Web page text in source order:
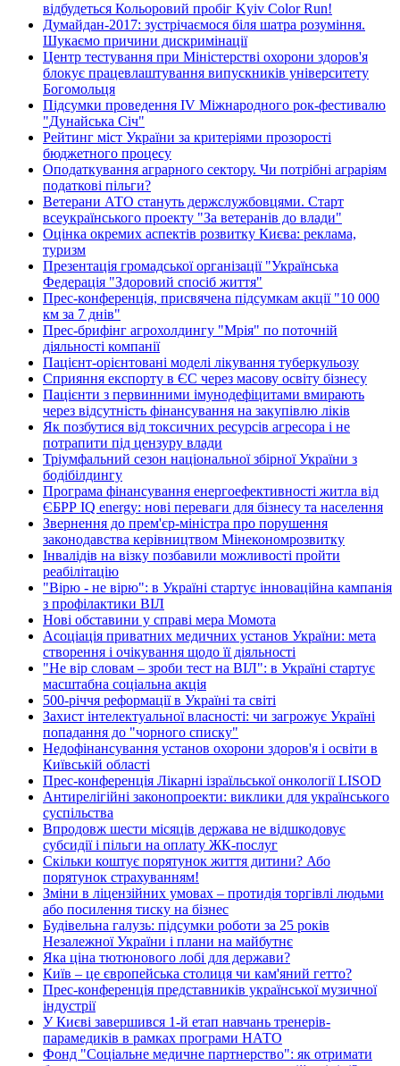
відбудеться Кольоровий пробіг Kyiv Color Run!
Думайдан-2017: зустрічаємося біля шатра розуміння.
Шукаємо причини дискримінації
Центр тестування при Міністерстві охорони здоров'я
блокує працевлаштування випускників університету
Богомольця
Підсумки проведення IV Міжнародного рок-фестивалю
"Дунайська Січ"
Рейтинг міст України за критеріями прозорості
бюджетного процесу
Оподаткування аграрного сектору. Чи потрібні аграріям
податкові пільги?
Ветерани АТО стануть держслужбовцями. Старт
всеукраїнського проекту "За ветеранів до влади"
Оцінка окремих аспектів розвитку Києва: реклама,
туризм
Презентація громадської організації "Українська
Федерація "Здоровий спосіб життя"
Прес-конференція, присвячена підсумкам акції "10 000
км за 7 днів"
Прес-брифінг агрохолдингу "Мрія" по поточній
діяльності компанії
Пацієнт-орієнтовані моделі лікування туберкульозу
Сприяння експорту в ЄС через масову освіту бізнесу
Пацієнти з первинними імунодефіцитами вмирають
через відсутність фінансування на закупівлю ліків
Як позбутися від токсичних ресурсів агресора і не
потрапити під цензуру влади
Тріумфальний сезон національної збірної України з
бодібілдингу
Програма фінансування енергоефективності житла від
ЄБРР IQ energy: нові переваги для бізнесу та населення
Звернення до прем'єр-міністра про порушення
законодавства керівництвом Мінекономрозвитку
Інвалідів на візку позбавили можливості пройти
реабілітацію
"Вірю - не вірю": в Україні стартує інноваційна кампанія
з профілактики ВІЛ
Нові обставини у справі мера Момота
Асоціація приватних медичних установ України: мета
створення і очікування щодо її діяльності
"Не вір словам – зроби тест на ВІЛ": в Україні стартує
масштабна соціальна акція
500-річчя реформації в Україні та світі
Захист інтелектуальної власності: чи загрожує Україні
попадання до "чорного списку"
Недофінансування установ охорони здоров'я і освіти в
Київській області
Прес-конференція Лікарні ізраїльської онкології LISOD
Антирелігійні законопроекти: виклики для українського
суспільства
Впродовж шести місяців держава не відшкодовує
субсидії і пільги на оплату ЖК-послуг
Скільки коштує порятунок життя дитини? Або
порятунок страхуванням!
Зміни в ліцензійних умовах – протидія торгівлі людьми
або посилення тиску на бізнес
Будівельна галузь: підсумки роботи за 25 років
Незалежної України і плани на майбутнє
Яка ціна тютюнового лобі для держави?
Київ – це європейська столиця чи кам'яний гетто?
Прес-конференція представників української музичної
індустрії
У Києві завершився 1-й етап навчань тренерів-
парамедиків в рамках програми НАТО
Фонд "Соціальне медичне партнерство": як отримати